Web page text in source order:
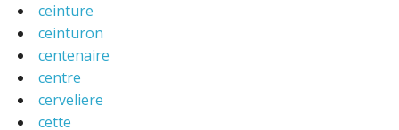
ceinture
ceinturon
centenaire
centre
cerveliere
cette